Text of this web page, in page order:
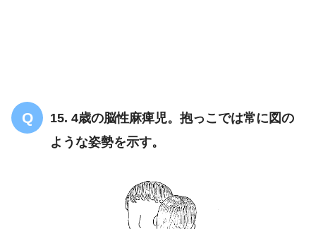
に失われているが、仙髄域などに知覚が残存するもの。
15. 4歳の脳性麻痺児。抱っこでは常に図の
ような姿勢を示す。